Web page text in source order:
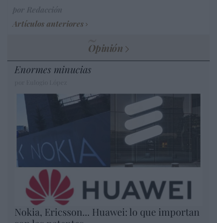
Artículos anteriores
Opinión
Enormes minucias
Nokia, Ericsson... Huawei: lo que importan